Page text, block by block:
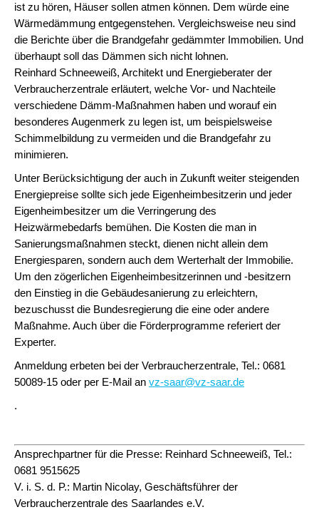
ist zu hören, Häuser sollen atmen können. Dem würde eine
Wärmedämmung entgegenstehen. Vergleichsweise neu sind
die Berichte über die Brandgefahr gedämmter Immobilien. Und
überhaupt soll das Dämmen sich nicht lohnen.
Reinhard Schneeweiß, Architekt und Energieberater der
Verbraucherzentrale erläutert, welche Vor- und Nachteile
verschiedene Dämm-Maßnahmen haben und worauf ein
besonderes Augenmerk zu legen ist, um beispielsweise
Schimmelbildung zu vermeiden und die Brandgefahr zu
minimieren.
Unter Berücksichtigung der auch in Zukunft weiter steigenden
Energiepreise sollte sich jede Eigenheimbesitzerin und jeder
Eigenheimbesitzer um die Verringerung des
Heizwärmebedarfs bemühen. Die Kosten die man in
Sanierungsmaßnahmen steckt, dienen nicht allein dem
Energiesparen, sondern auch dem Werterhalt der Immobilie.
Um den zögerlichen Eigenheimbesitzerinnen und -besitzern
den Einstieg in die Gebäudesanierung zu erleichtern,
bezuschusst die Bundesregierung die eine oder andere
Maßnahme. Auch über die Förderprogramme referiert der
Experter.
Anmeldung erbeten bei der Verbraucherzentrale, Tel.: 0681
50089-15 oder per E-Mail an vz-saar@vz-saar.de
.
Ansprechpartner für die Presse: Reinhard Schneeweiß, Tel.:
0681 9515625
V. i. S. d. P.: Martin Nicolay, Geschäftsführer der
Verbraucherzentrale des Saarlandes e.V.